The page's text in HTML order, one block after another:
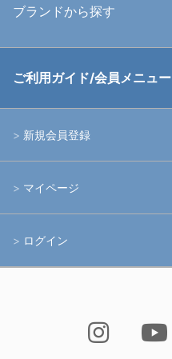
中古アームシステム
ハウジング
水中用品
ブランドから探す
RGBlue
イノン
フィッシュアイ
ご利用ガイド/会員メニュー
新規会員登録
マイページ
ログイン